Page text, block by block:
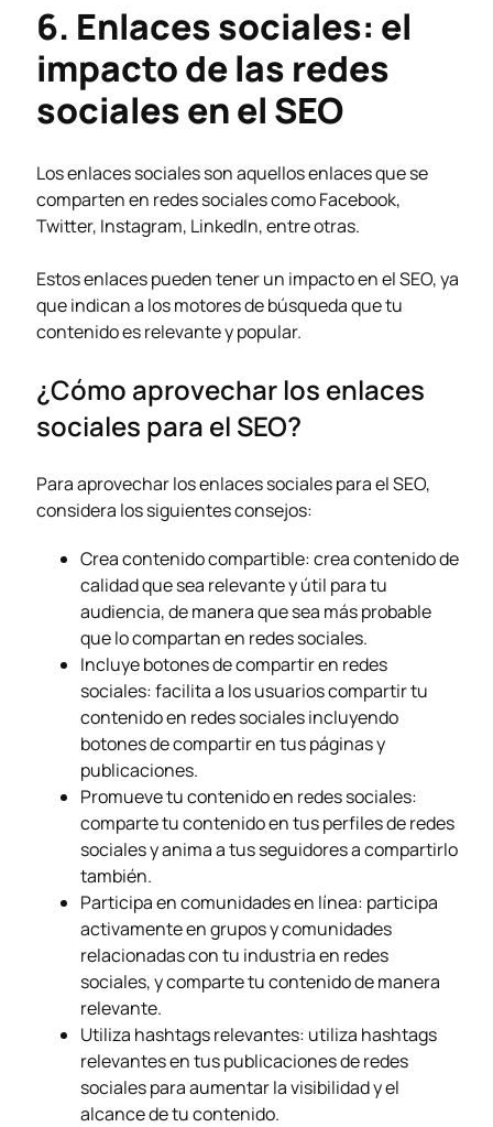
6. Enlaces sociales: el
impacto de las redes
sociales en el SEO
Los enlaces sociales son aquellos enlaces que se
comparten en redes sociales como Facebook,
Twitter, Instagram, LinkedIn, entre otras.
Estos enlaces pueden tener un impacto en el SEO, ya
que indican a los motores de búsqueda que tu
contenido es relevante y popular.
¿Cómo aprovechar los enlaces
sociales para el SEO?
Para aprovechar los enlaces sociales para el SEO,
considera los siguientes consejos:
Crea contenido compartible: crea contenido de
calidad que sea relevante y útil para tu
audiencia, de manera que sea más probable
que lo compartan en redes sociales.
Incluye botones de compartir en redes
sociales: facilita a los usuarios compartir tu
contenido en redes sociales incluyendo
botones de compartir en tus páginas y
publicaciones.
Promueve tu contenido en redes sociales:
comparte tu contenido en tus perfiles de redes
sociales y anima a tus seguidores a compartirlo
también.
Participa en comunidades en línea: participa
activamente en grupos y comunidades
relacionadas con tu industria en redes
sociales, y comparte tu contenido de manera
relevante.
Utiliza hashtags relevantes: utiliza hashtags
relevantes en tus publicaciones de redes
sociales para aumentar la visibilidad y el
alcance de tu contenido.